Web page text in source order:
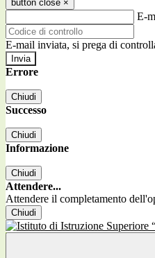
button close ×
E-
E-mail inviata, si prega di
Errore
Chiudi
Successo
Chiudi
Informazione
Chiudi
Attendere...
Attendere il completamento
Chiudi